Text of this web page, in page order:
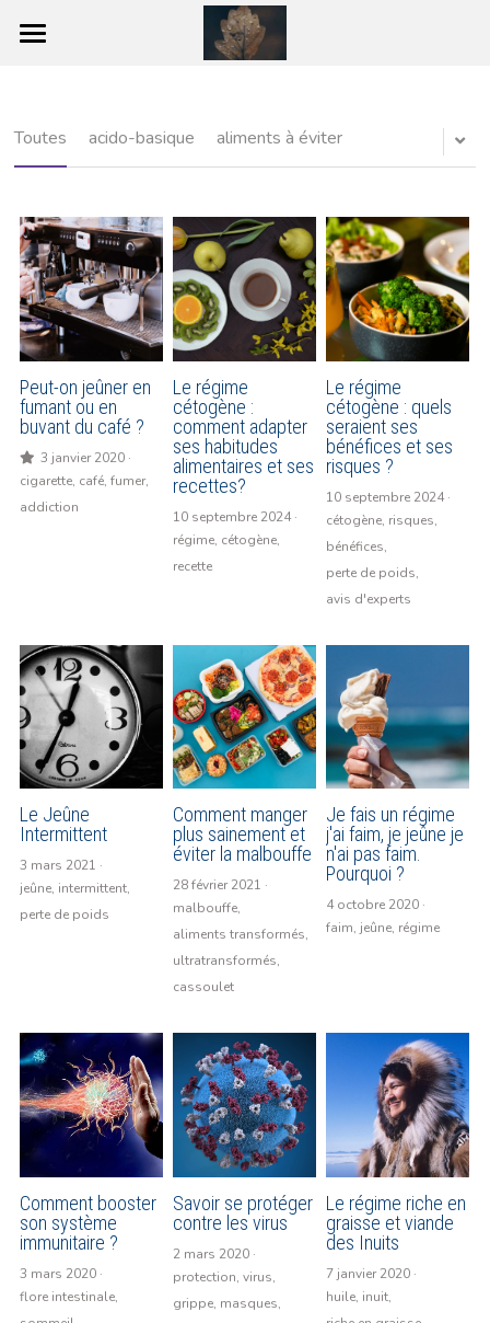
Le jeûne de 7 jours pas à pas
La préparation
Le Jeûne
Les effets du Jeûne
La reprise
Les bienfaits du jeûne
Le Blog
Facebook
Le Blog
POWERED BY
Toutes acido-basique aliments à éviter
Peut-on jeûner en
fumant ou en
buvant du café ?
3 janvier 2020·
cigarette, café, fumer,
addiction
Le régime
cétogène :
comment adapter
ses habitudes
alimentaires et ses
recettes?
10 septembre 2024·
régime, cétogène,
recette
Le régime
cétogène : quels
seraient ses
bénéfices et ses
risques ?
10 septembre 2024·
cétogène, risques,
bénéfices,
perte de poids,
avis d'experts
Le Jeûne
Intermittent
3 mars 2021 ·
jeûne, intermittent,
perte de poids
Comment manger
plus sainement et
éviter la malbouffe
28 février 2021 ·
malbouffe,
aliments transformés,
ultratransformés,
cassoulet
Je fais un régime
j'ai faim, je jeûne je
n'ai pas faim.
Pourquoi ?
4 octobre 2020·
faim, jeûne, régime
Comment booster
son système
immunitaire ?
3 mars 2020·
flore intestinale,
Savoir se protéger
contre les virus
2 mars 2020·
protection, virus,
grippe, masques,
Le régime riche en
graisse et viande
des Inuits
7 janvier 2020·
huile, inuit,